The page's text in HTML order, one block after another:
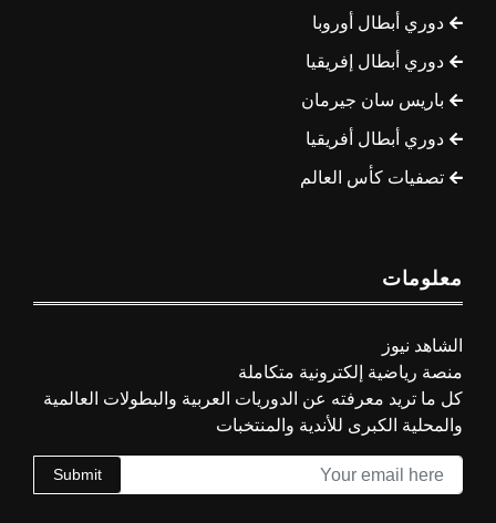
دوري أبطال أوروبا
دوري أبطال إفريقيا
باريس سان جيرمان
دوري أبطال أفريقيا
تصفيات كأس العالم
معلومات
الشاهد نيوز
منصة رياضية إلكترونية متكاملة
كل ما تريد معرفته عن الدوريات العربية والبطولات العالمية
والمحلية الكبرى للأندية والمنتخبات
Submit